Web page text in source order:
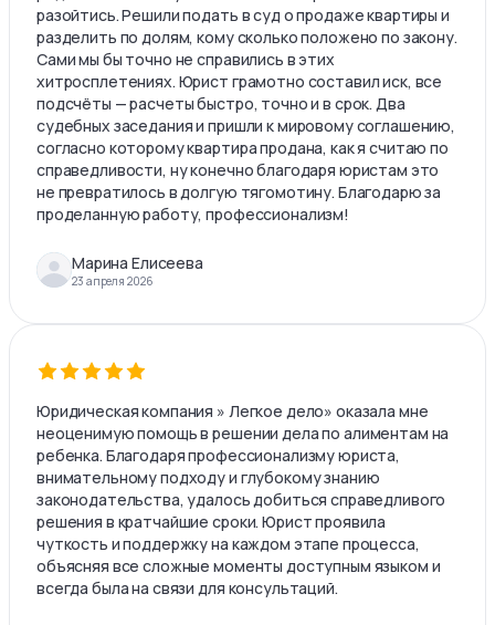
разойтись. Решили подать в суд о продаже квартиры и
разделить по долям, кому сколько положено по закону.
Сами мы бы точно не справились в этих
хитросплетениях. Юрист грамотно составил иск, все
подсчёты — расчеты быстро, точно и в срок. Два
судебных заседания и пришли к мировому соглашению,
согласно которому квартира продана, как я считаю по
справедливости, ну конечно благодаря юристам это
не превратилось в долгую тягомотину. Благодарю за
проделанную работу, профессионализм!
Марина Елисеева
23 апреля 2026
Юридическая компания » Легкое дело» оказала мне
неоценимую помощь в решении дела по алиментам на
ребенка. Благодаря профессионализму юриста,
внимательному подходу и глубокому знанию
законодательства, удалось добиться справедливого
решения в кратчайшие сроки. Юрист проявила
чуткость и поддержку на каждом этапе процесса,
объясняя все сложные моменты доступным языком и
всегда была на связи для консультаций.